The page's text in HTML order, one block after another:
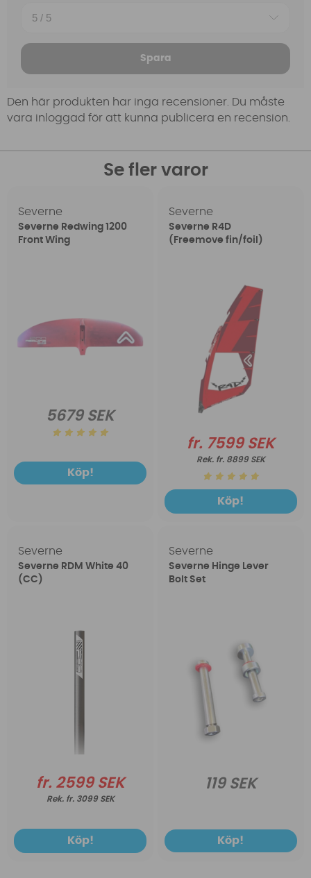
Spara
Den här produkten har inga recensioner. Du måste
vara inloggad för att kunna publicera en recension.
Se fler varor
Severne
Severne Redwing 1200
Front Wing
5679 SEK
Köp!
Severne
Severne R4D
(Freemove fin/foil)
fr. 7599 SEK
fr. 8899 SEK
Köp!
Severne
Severne RDM White 40
(CC)
fr. 2599 SEK
fr. 3099 SEK
Köp!
Severne
Severne Hinge Lever
Bolt Set
119 SEK
Köp!